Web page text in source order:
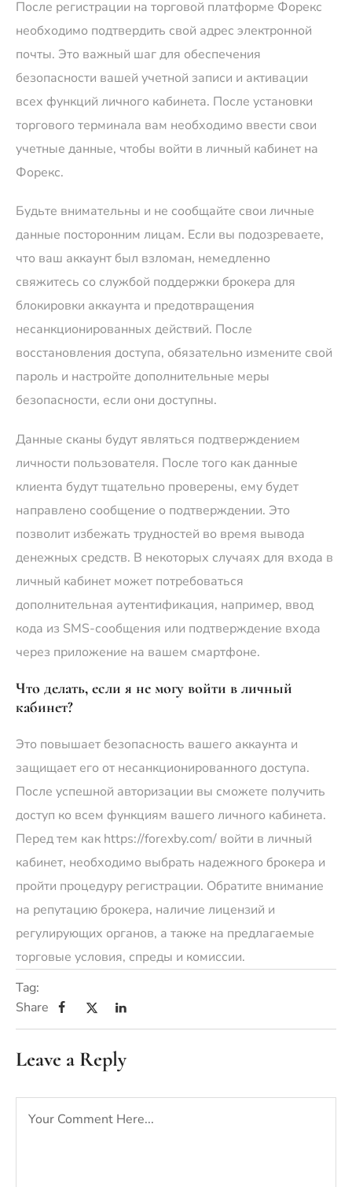
После регистрации на торговой платформе Форекс
необходимо подтвердить свой адрес электронной
почты. Это важный шаг для обеспечения
безопасности вашей учетной записи и активации
всех функций личного кабинета. После установки
торгового терминала вам необходимо ввести свои
учетные данные, чтобы войти в личный кабинет на
Форекс.
Будьте внимательны и не сообщайте свои личные
данные посторонним лицам. Если вы подозреваете,
что ваш аккаунт был взломан, немедленно
свяжитесь со службой поддержки брокера для
блокировки аккаунта и предотвращения
несанкционированных действий. После
восстановления доступа, обязательно измените свой
пароль и настройте дополнительные меры
безопасности, если они доступны.
Данные сканы будут являться подтверждением
личности пользователя. После того как данные
клиента будут тщательно проверены, ему будет
направлено сообщение о подтверждении. Это
позволит избежать трудностей во время вывода
денежных средств. В некоторых случаях для входа в
личный кабинет может потребоваться
дополнительная аутентификация, например, ввод
кода из SMS-сообщения или подтверждение входа
через приложение на вашем смартфоне.
Что делать, если я не могу войти в личный
кабинет?
Это повышает безопасность вашего аккаунта и
защищает его от несанкционированного доступа.
После успешной авторизации вы сможете получить
доступ ко всем функциям вашего личного кабинета.
Перед тем как https://forexby.com/ войти в личный
кабинет, необходимо выбрать надежного брокера и
пройти процедуру регистрации. Обратите внимание
на репутацию брокера, наличие лицензий и
регулирующих органов, а также на предлагаемые
торговые условия, спреды и комиссии.
Tag:
Share
Leave a Reply